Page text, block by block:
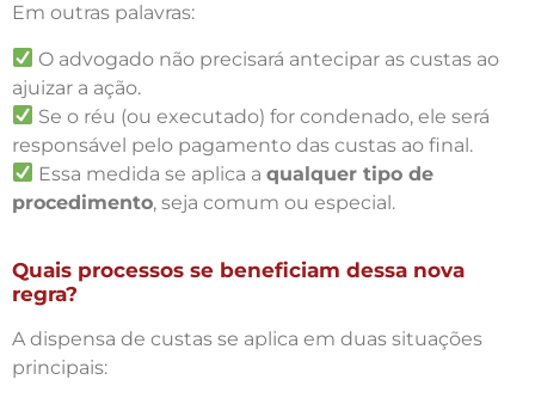
Em outras palavras:
O advogado não precisará antecipar as custas ao
ajuizar a ação.
Se o réu (ou executado) for condenado, ele será
responsável pelo pagamento das custas ao final.
Essa medida se aplica aqualquer tipo de
procedimento, seja comum ou especial.
Quais processos se beneficiam dessa nova
regra?
A dispensa de custas se aplica em duas situações
principais: